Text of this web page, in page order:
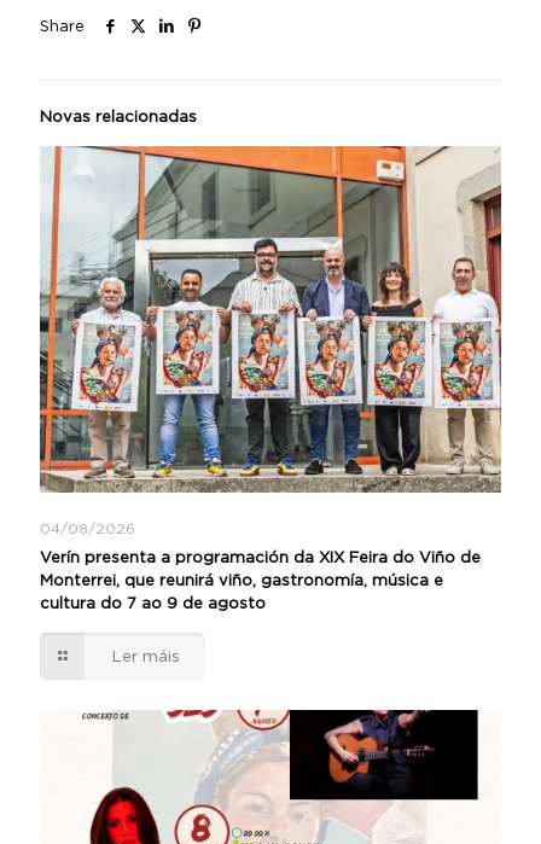
Share
Novas relacionadas
04/08/2026
Verín presenta a programación da XIX Feira do Viño de
Monterrei, que reunirá viño, gastronomía, música e
cultura do 7 ao 9 de agosto
Ler máis